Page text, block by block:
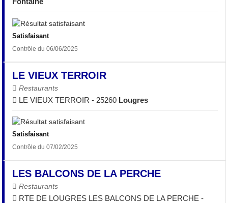
Satisfaisant
Contrôle du 06/06/2025
LE VIEUX TERROIR
Restaurants
LE VIEUX TERROIR - 25260 Lougres
Satisfaisant
Contrôle du 07/02/2025
LES BALCONS DE LA PERCHE
Restaurants
RTE DE LOUGRES LES BALCONS DE LA PERCHE -